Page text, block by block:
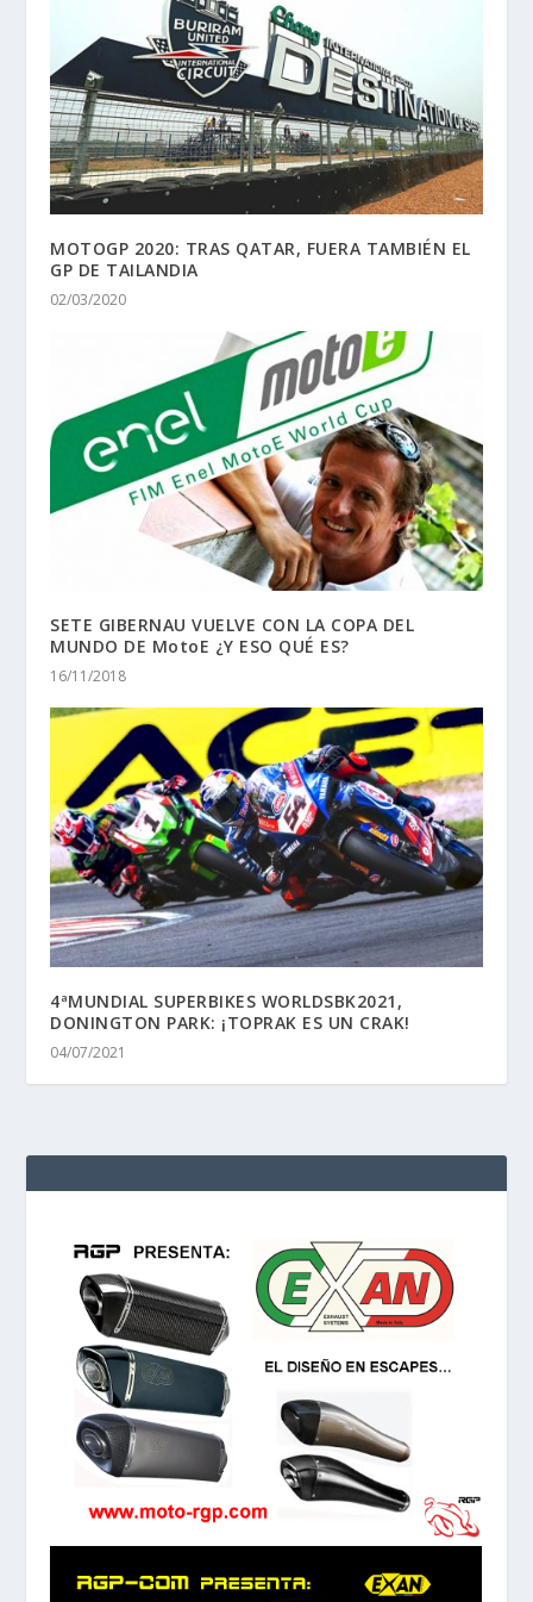
MOTOGP 2020: TRAS QATAR, FUERA TAMBIÉN EL
GP DE TAILANDIA
02/03/2020
SETE GIBERNAU VUELVE CON LA COPA DEL
MUNDO DE MotoE ¿Y ESO QUÉ ES?
16/11/2018
4ªMUNDIAL SUPERBIKES WORLDSBK2021,
DONINGTON PARK: ¡TOPRAK ES UN CRAK!
04/07/2021